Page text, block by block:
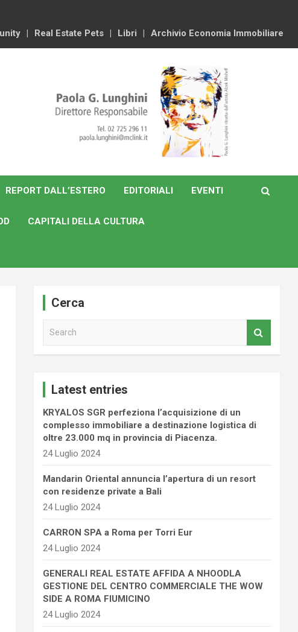
Real Estate Pets Libri Archivio Economia Immobiliare
REPORT DALL’ESTERO EDITORIALI EVENTI
CAPITALI DELLA CULTURA
Cerca
Latest entries
KRYALOS SGR perfeziona l’acquisizione di un
complesso immobiliare a destinazione logistica di
oltre 23.000 mq in provincia di Piacenza.
24 Luglio 2024
Mandarin Oriental annuncia l’apertura di un resort
con residenze private a Bali
24 Luglio 2024
CARRON SPA a Roma per Torri Eur
24 Luglio 2024
GENERALI REAL ESTATE AFFIDA A NHOODLA
GESTIONE DEL CENTRO COMMERCIALE THE WOW
SIDE A ROMA FIUMICINO
24 Luglio 2024